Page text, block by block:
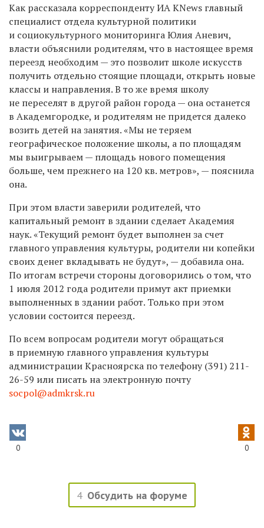
Как рассказала корреспонденту ИА KNews главный
специалист отдела культурной политики
и социокультурного мониторинга Юлия Аневич,
власти объяснили родителям, что в настоящее время
переезд необходим — это позволит школе искусств
получить отдельно стоящие площади, открыть новые
классы и направления. В то же время школу
не переселят в другой район города — она останется
в Академгородке, и родителям не придется далеко
возить детей на занятия. «Мы не теряем
географическое положение школы, а по площадям
мы выигрываем — площадь нового помещения
больше, чем прежнего на 120 кв. метров», — пояснила
она.
При этом власти заверили родителей, что
капитальный ремонт в здании сделает Академия
наук. «Текущий ремонт будет выполнен за счет
главного управления культуры, родители ни копейки
своих денег вкладывать не будут», — добавила она.
По итогам встречи стороны договорились о том, что
1 июля 2012 года родители примут акт приемки
выполненных в здании работ. Только при этом
условии состоится переезд.
По всем вопросам родители могут обращаться
в приемную главного управления культуры
администрации Красноярска по телефону(391) 211-
26-59 или писать на электронную почту
socpol@admkrsk.ru
0 0
4 Обсудить на форуме